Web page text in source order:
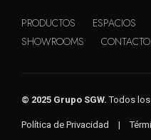
PRODUCTOS ESPACIOS
SHOWROOMS
CONTACTO
© 2025 Grupo SGW. Todos
Política de Privacidad |